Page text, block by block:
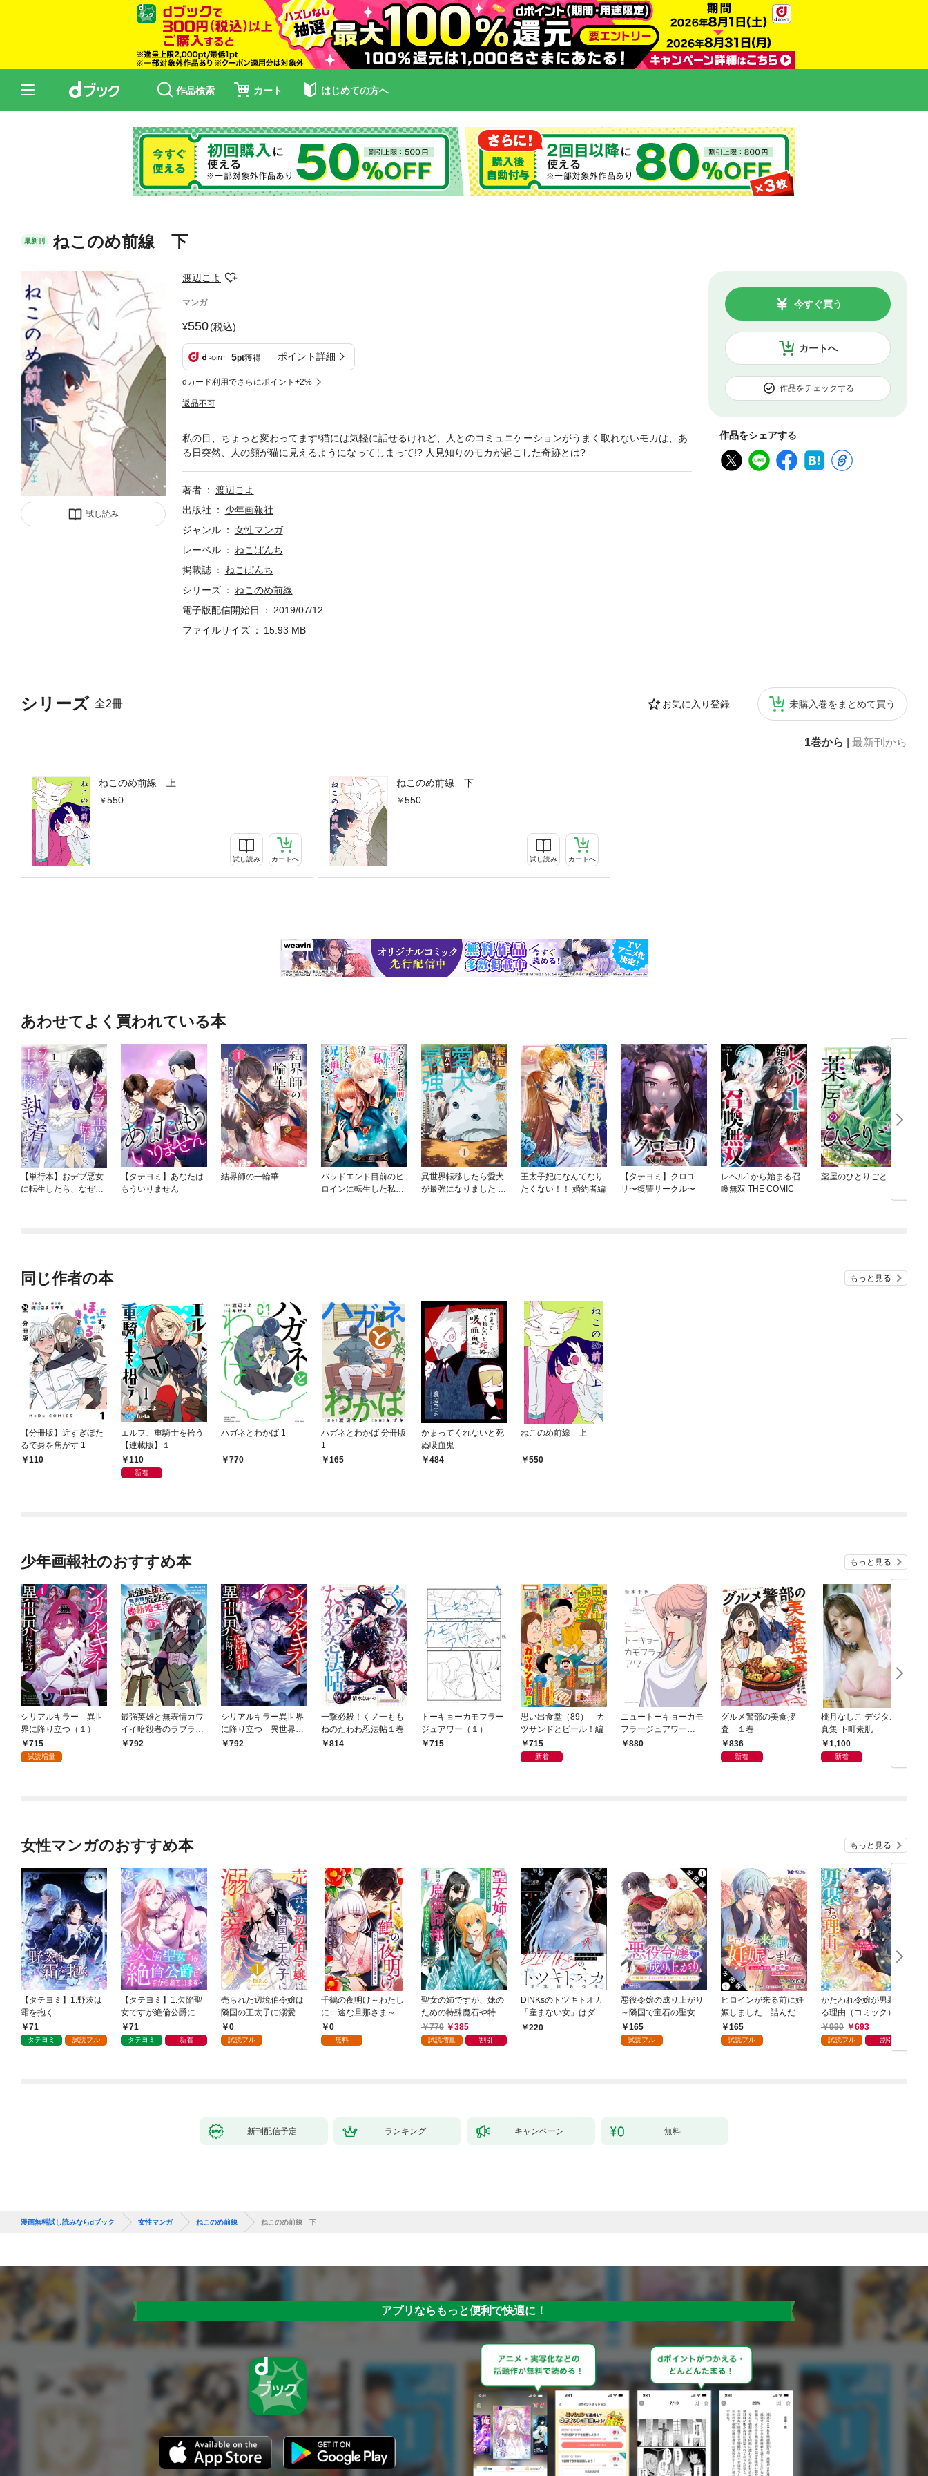
作品検索 カート はじめての方へ
最新刊 ねこのめ前線 下
試し読み
渡辺こよ
マンガ
550(税込)
5pt獲得 ポイント詳細
dカード利用でさらにポイント+2%
返品不可
カートへ
今すぐ買う
作品をチェックする
作品をシェアする
シリーズ 全2冊 お気に入り登録 未購入巻をまとめて買う
1巻から 最新刊から
ねこのめ前線 上
550
試し読み カートへ
ねこのめ前線 下
550
試し読み カートへ
私の目、ちょっと変わってます!猫には気軽に話せるけれど、人とのコミュニケーションがうまく取れないモカは、あ
る日突然、人の顔が猫に見えるようになってしまって!? 人見知りのモカが起こした奇跡とは?
著者
渡辺こよ
出版社
少年画報社
ジャンル
女性マンガ
レーベル
ねこぱんち
掲載誌
ねこぱんち
シリーズ
ねこのめ前線
電子版配信開始日
2019/07/12
ファイルサイズ
15.93 MB
あわせてよく買われている本
【単行本】おデブ悪女
に転生したら、なぜか
【タテヨミ】あなたは
もういりません
結界師の一輪華
バッドエンド目前のヒ
ロインに転生した私、
異世界転移したら愛犬
が最強になりました ～
王太子妃になんてなり
たくない！！ 婚約者編
【タテヨミ】クロユ
リ〜復讐サークル〜
レベル1から始まる召
喚無双 THE COMIC
薬屋のひとりごと
同じ作者の本 もっと見る
【分冊版】近すぎほた
るで身を焦がす 1
110
エルフ、重騎士を拾う
【連載版】１
110
新着
ハガネとわかば 1
770
ハガネとわかば 分冊版
1
165
かまってくれないと死
ぬ吸血鬼
484
ねこのめ前線 上
550
少年画報社のおすすめ本 もっと見る
シリアルキラー 異世
界に降り立つ（１）
715
試読増量
最強英雄と無表情カワ
イイ暗殺者のラブラブ
新婚生活 １巻
792
シリアルキラー異世界
に降り立つ 異世界バ
トルロイヤル1巻
792
一撃必殺！くノ一もも
ねのたわわ忍法帖１巻
814
トーキョーカモフラー
ジュアワー（１）
715
思い出食堂（89） カ
ツサンドとビール！編
715
新着
ニュートーキョーカモ
フラージュアワー
（1）
880
グルメ警部の美食捜
査 １巻
836
新着
桃月なしこ デジタル写
真集 下町素肌
1,100
新着
女性マンガのおすすめ本 もっと見る
【タテヨミ】1.野茨は
霜を抱く
71
タテヨミ 試読フル
【タテヨミ】1.欠陥聖
女ですが絶倫公爵にす
がられています
71
タテヨミ 新着
売られた辺境伯令嬢は
隣国の王太子に溺愛さ
れる 1
0
試読フル
千鶴の夜明け～わたし
に一途な旦那さま～
【分冊版】 1話「北条
家の生贄（１）」
0
無料
聖女の姉ですが、妹の
ための特殊魔石や特殊
薬草の採取をやめた
ら、隣国の魔術師様の
770 385
試読増量 割引
DINKsのトツキトオカ
「産まない女」はダメ
ですか？（分冊版）
220
悪役令嬢の成り上がり
～隣国で宝石の聖女と
呼ばれるまで～（コミ
ック） 分冊版 1
165
試読フル
ヒロインが来る前に妊
娠しました 詰んだは
ずの悪役令嬢ですが、
どうやら違うようです
165
試読フル
かたわれ令嬢が男装す
る理由（コミック） 1
990
693
試読フル 割引
新刊配信予定 ランキング キャンペーン 無料
漫画無料試し読みならdブック 女性マンガ ねこのめ前線 ねこのめ前線 下
アプリならもっと便利で快適に！